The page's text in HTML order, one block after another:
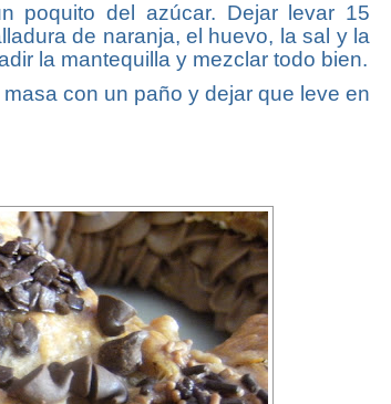
poquito del azúcar. Dejar levar 15
de naranja, el huevo, la sal y la
la mantequilla y mezclar todo bien.
con un paño y dejar que leve en